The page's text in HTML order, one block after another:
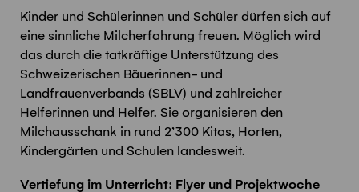
Kinder und Schülerinnen und Schüler dürfen sich auf
eine sinnliche Milcherfahrung freuen. Möglich wird
das durch die tatkräftige Unterstützung des
Schweizerischen Bäuerinnen- und
Landfrauenverbands (SBLV) und zahlreicher
Helferinnen und Helfer. Sie organisieren den
Milchausschank in rund 2’300 Kitas, Horten,
Kindergärten und Schulen landesweit.
Vertiefung im Unterricht: Flyer und Projektwoche